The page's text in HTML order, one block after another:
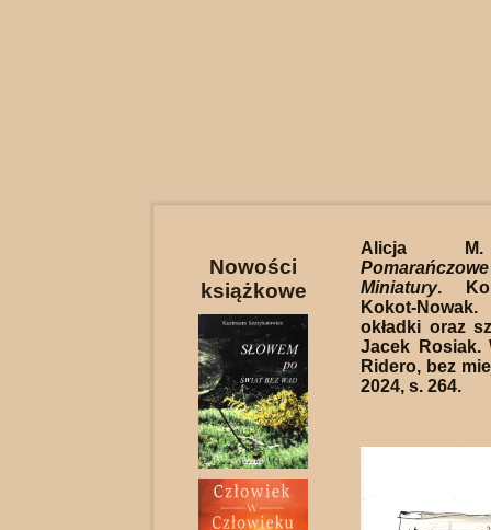
Nowości
książkowe
Alicja
Miniatury.
Kokot-
okładki oraz
Jacek Rosiak.
Ridero, bez
2024, s. 264.